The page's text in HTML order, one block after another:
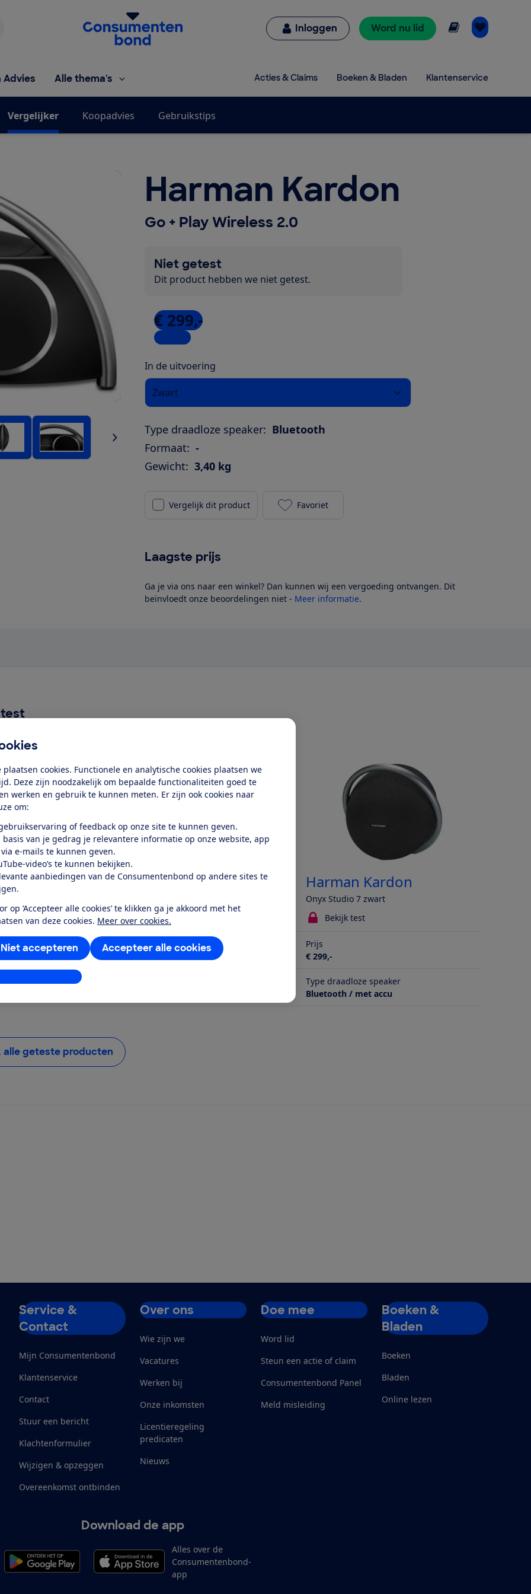
plaatsen cookies. Functionele en analytische cookies plaatsen we
Deze zijn noodzakelijk om bepaalde functionaliteiten goed te
werken en gebruik te kunnen meten. Er zijn ook cookies naar
om:
of feedback op onze site te kunnen geven.
basis van je gedrag je relevantere informatie op onze website, app
e-mails te kunnen geven.
video’s te kunnen bekijken.
aanbiedingen van de Consumentenbond op andere sites te
op ‘Accepteer alle cookies’ te klikken ga je akkoord met het
van deze cookies. Meer over cookies.
Accepteer alle cookies
Niet accepteren
aanpassen
Homepage van de Consumentenbond
Inloggen Word nu lid Online lezen
Advies Alle thema's Acties & Claims Boeken & Bladen Klantenservice
Vergelijker Koopadvies Gebruikstips
Harman Kardon
Go + Play Wireless 2.0
Niet getest
Dit product hebben we niet getest.
€ 299,-
1 winkel
In de uitvoering
Zwart
Type draadloze speaker: Bluetooth
Formaat: -
Gewicht: 3,40 kg
Vergelijk dit product Harman Kardon Go + Play Wireless 2.0 toevoegen
Favoriet
Laagste prijs
Ga je via ons naar een winkel? Dan kunnen wij een vergoeding ontvangen. Dit
beïnvloedt onze beoordelingen niet - Meer informatie.
hebben we wel getest
crème
Samsung Harman Kardon
Onyx Studio 7 zwart
test
Bekijk test Bekijk test
Prijs
Prijs
€ 299,-
speaker
met accu
Type draadloze speaker
Bluetooth / met accu
alle geteste producten
Service &
Contact
Mijn Consumentenbond
Klantenservice
Contact
Stuur een bericht
Klachtenformulier
Wijzigen & opzeggen
Overeenkomst ontbinden
Over ons
Wie zijn we
Vacatures
Werken bij
Onze inkomsten
Licentieregeling
predicaten
Nieuws
Doe mee
Word lid
Steun een actie of claim
Consumentenbond Panel
Meld misleiding
Boeken &
Bladen
Boeken
Bladen
Online lezen
Download de app
Alles over de
Consumentenbond-
app